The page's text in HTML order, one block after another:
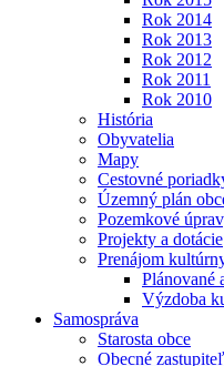
Rok 2014
Rok 2013
Rok 2012
Rok 2011
Rok 2010
História
Obyvatelia
Mapy
Cestovné
Územný plán
Pozemkové
Projekty a dotácie
Prenájom
Plánované
Výzdoba
Samospráva
Starosta obce
Obecné